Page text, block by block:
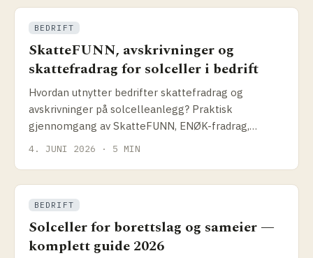
BEDRIFT
SkatteFUNN, avskrivninger og
skattefradrag for solceller i bedrift
Hvordan utnytter bedrifter skattefradrag og
avskrivninger på solcelleanlegg? Praktisk
gjennomgang av SkatteFUNN, ENØK-fradrag,
avskrivningssatser og hvordan disse påvirker reell
4. JUNI 2026 · 5 MIN
BEDRIFT
Solceller for borettslag og sameier —
komplett guide 2026